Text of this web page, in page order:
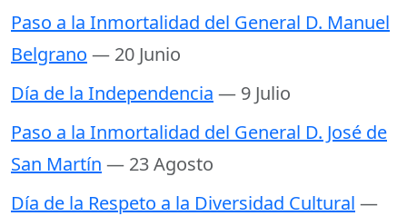
Paso a la Inmortalidad del General D. Manuel
Belgrano — 20 Junio
Día de la Independencia — 9 Julio
Paso a la Inmortalidad del General D. José de
San Martín — 23 Agosto
Día de la Respeto a la Diversidad Cultural —